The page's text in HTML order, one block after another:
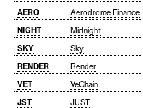
AERO
Aerodrome Finance
NIGHT
Midnight
SKY
Sky
RENDER
Render
VET
VeChain
JST
JUST